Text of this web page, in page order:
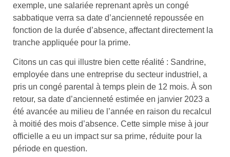
exemple, une salariée reprenant après un congé
sabbatique verra sa date d’ancienneté repoussée en
fonction de la durée d’absence, affectant directement la
tranche appliquée pour la prime.
Citons un cas qui illustre bien cette réalité : Sandrine,
employée dans une entreprise du secteur industriel, a
pris un congé parental à temps plein de 12 mois. À son
retour, sa date d’ancienneté estimée en janvier 2023 a
été avancée au milieu de l’année en raison du recalcul
à moitié des mois d’absence. Cette simple mise à jour
officielle a eu un impact sur sa prime, réduite pour la
période en question.